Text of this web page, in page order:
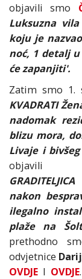
objavili smo
Luksuzna
koju je
noć, 1 detalj
će zapanjiti'.
Zatim smo 1.
KVADRATI
nadomak
blizu mora,
Livaje i
nakon
ilegalno
plaže na
prethodno
odvjetnice
OVDJE I OVDJE